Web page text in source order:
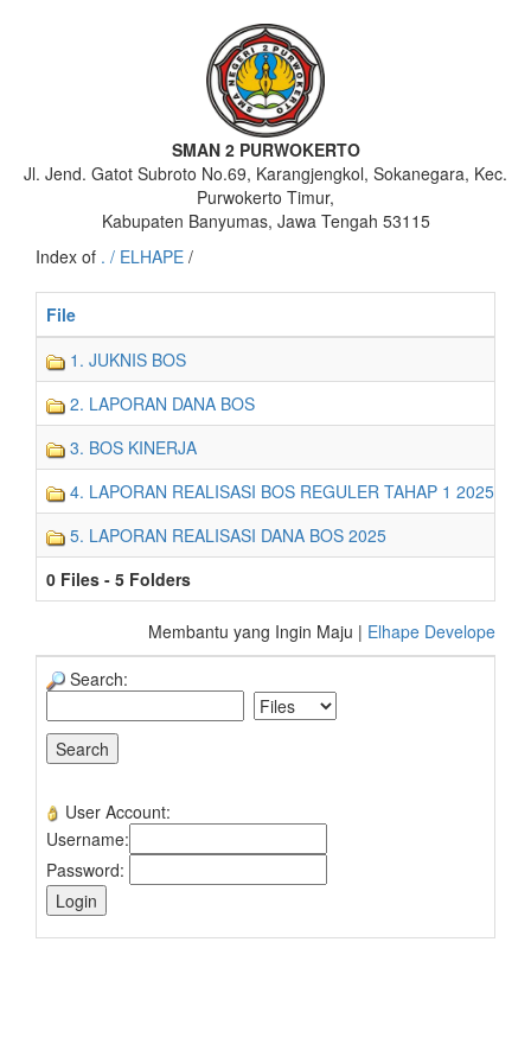
SMAN 2 PURWOKERTO
Jl. Jend. Gatot Subroto No.69, Karangjengkol, Sokanegara, Kec.
Purwokerto Timur,
Kabupaten Banyumas, Jawa Tengah 53115
Index of . / ELHAPE /
File
1. JUKNIS BOS
2. LAPORAN DANA BOS
3. BOS KINERJA
4. LAPORAN REALISASI BOS REGULER TAHAP 1 2025
5. LAPORAN REALISASI DANA BOS 2025
0 Files - 5 Folders
Membantu yang Ingin Maju | Elhape Develope
Search:
User Account:
Username:
Password: